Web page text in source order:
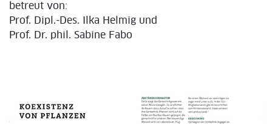
betreut von:
Prof. Dipl.-Des. Ilka Helmig und
Prof. Dr. phil. Sabine Fabo